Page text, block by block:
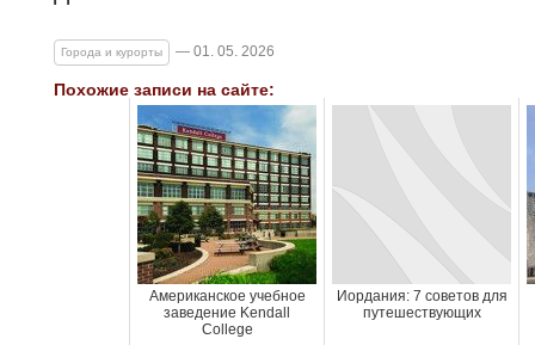
Города и курорты — 01. 05. 2026
Похожие записи на сайте:
Американское учебное
заведение Kendall
College
Иордания: 7 советов для
путешествующих